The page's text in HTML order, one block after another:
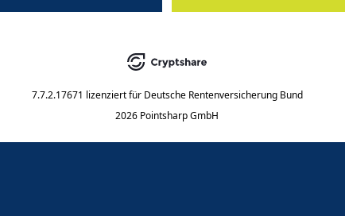
7.7.2.17671 lizenziert für Deutsche Rentenversicherung Bund
2026 Pointsharp GmbH